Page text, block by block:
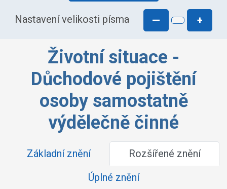
Nastavení velikosti písma — +
Životní situace -
Důchodové pojištění
osoby samostatně
výdělečně činné
Základní znění
Rozšířené znění
Úplné znění